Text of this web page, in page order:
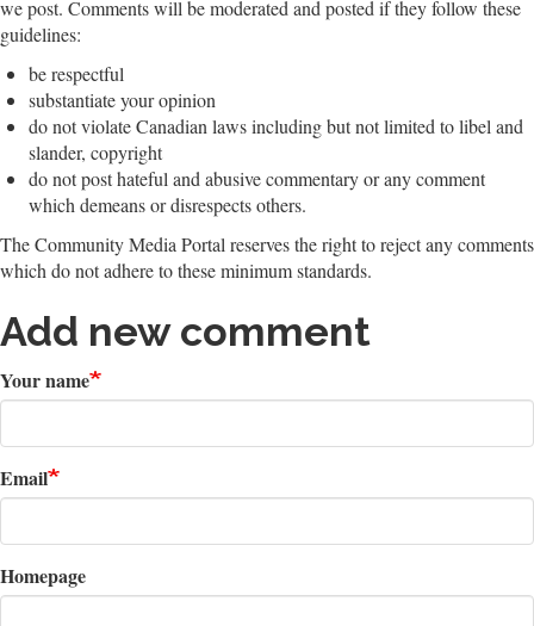
we post. Comments will be moderated and posted if they follow these
guidelines:
be respectful
substantiate your opinion
do not violate Canadian laws including but not limited to libel and
slander, copyright
do not post hateful and abusive commentary or any comment
which demeans or disrespects others.
The Community Media Portal reserves the right to reject any comments
which do not adhere to these minimum standards.
Add new comment
Your name
Email
Homepage